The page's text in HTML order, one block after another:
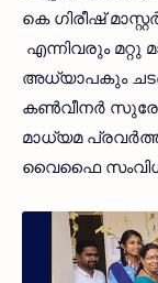
കെ ഗിരീഷ്
എന്നിവരും മറ്റു
അധ്യാപകും
കണ്‍വീനര്‍
മാധ്യമ
വൈഫൈ